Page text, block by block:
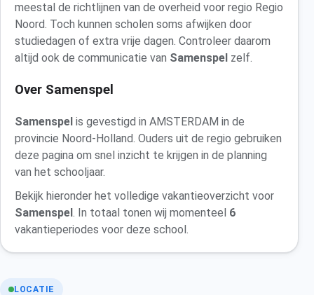
meestal de richtlijnen van de overheid voor regio Regio
Noord. Toch kunnen scholen soms afwijken door
studiedagen of extra vrije dagen. Controleer daarom
altijd ook de communicatie van Samenspel zelf.
Over Samenspel
Samenspel is gevestigd in AMSTERDAM in de
provincie Noord-Holland. Ouders uit de regio gebruiken
deze pagina om snel inzicht te krijgen in de planning
van het schooljaar.
Bekijk hieronder het volledige vakantieoverzicht voor
Samenspel. In totaal tonen wij momenteel 6
vakantieperiodes voor deze school.
LOCATIE